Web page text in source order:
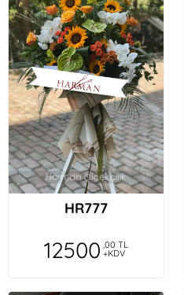
HR777
12500 ,00 TL
+KDV